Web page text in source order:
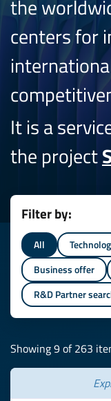
the
centers for
It is a
the project
Filter by:
All
Business offer
R&D Partner
Showing 9 of 263